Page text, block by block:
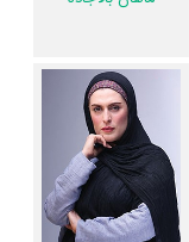
طراحی صحنه فیلم
فیلم پرسه در
کرد. در مجموع بیش از 31 نفر در تولید فیلم پرسه در حوالی
اختصاصی دارند.